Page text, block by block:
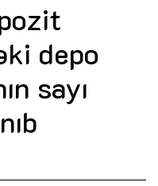
depo
sayı